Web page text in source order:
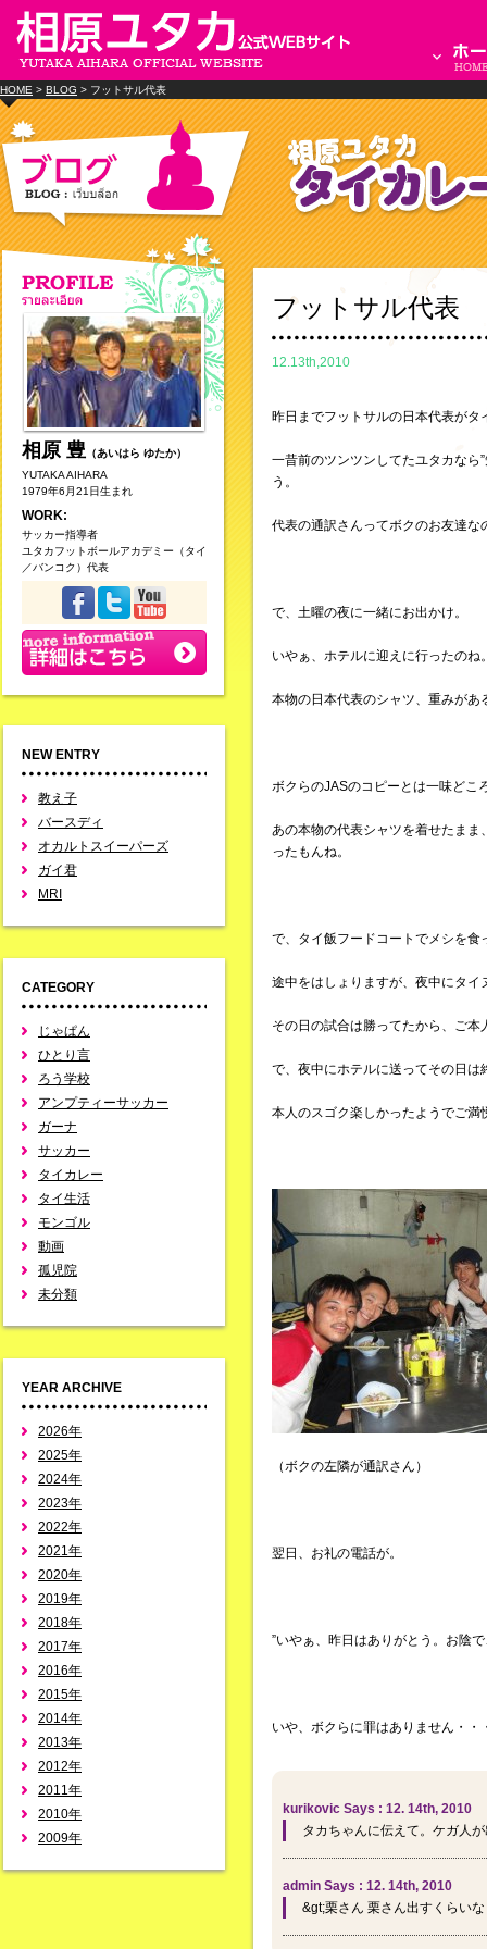
HOME > BLOG > フットサル代表
相原 豊 （あいはら ゆたか）
YUTAKA AIHARA
1979年6月21日生まれ
WORK:
サッカー指導者
ユタカフットボールアカデミー（タイ
／バンコク）代表
NEW ENTRY
教え子
バースディ
オカルトスイーパーズ
ガイ君
MRI
CATEGORY
じゃぱん
ひとり言
ろう学校
アンプティーサッカー
ガーナ
サッカー
タイカレー
タイ生活
モンゴル
動画
孤児院
未分類
YEAR ARCHIVE
2026年
2025年
2024年
2023年
2022年
2021年
2020年
2019年
2018年
2017年
2016年
2015年
2014年
2013年
2012年
2011年
2010年
2009年
フットサル代表
12.13th,2010
昨日までフットサルの日本代表がタ
一昔前のツンツンしてたユタカなら
う。
代表の通訳さんってボクのお友達な
で、土曜の夜に一緒にお出かけ。
いやぁ、ホテルに迎えに行ったのね
本物の日本代表のシャツ、重みがあ
ボクらのJASのコピーとは一味どこ
あの本物の代表シャツを着せたま
ったもんね。
で、タイ飯フードコートでメシを
途中をはしょりますが、夜中にタイ
その日の試合は勝ってたから、ご本
で、夜中にホテルに送ってその日は
本人のスゴク楽しかったようでご満
（ボクの左隣が通訳さん）
翌日、お礼の電話が。
”いやぁ、昨日はありがとう。お陰
いや、ボクらに罪はありません・・
kurikovic Says : 12. 14th, 2010
タカちゃんに伝えて。ケガ人
admin Says : 12. 14th, 2010
&gt;栗さん 栗さん出すくらい